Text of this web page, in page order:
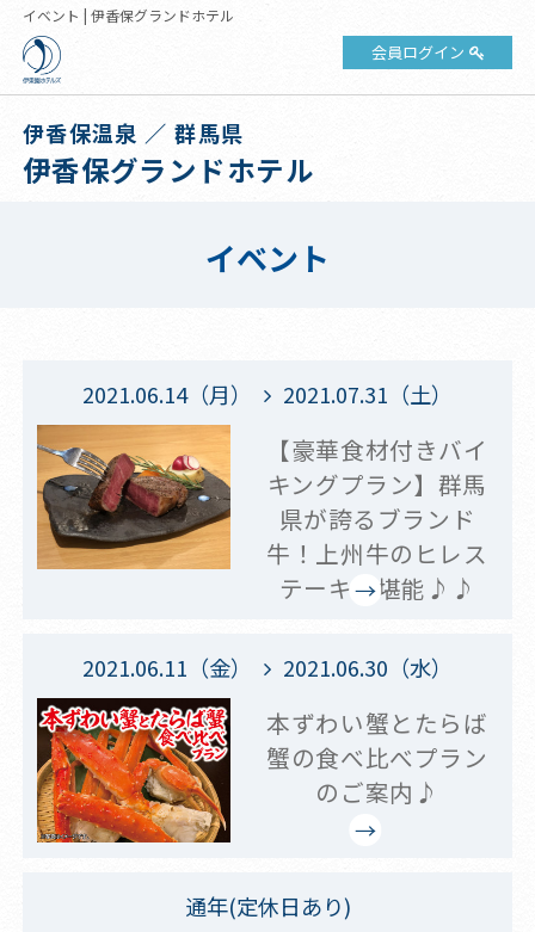
イベント | 伊香保グランドホテル
会員ログイン
伊香保温泉 ／ 群馬県
伊香保グランドホテル
イベント
2021.06.14（月） 2021.07.31（土）
【豪華食材付きバイ
キングプラン】群馬
県が誇るブランド
牛！上州牛のヒレス
テーキを堪能♪♪
2021.06.11（金） 2021.06.30（水）
本ずわい蟹とたらば
蟹の食べ比べプラン
のご案内♪
通年(定休日あり)